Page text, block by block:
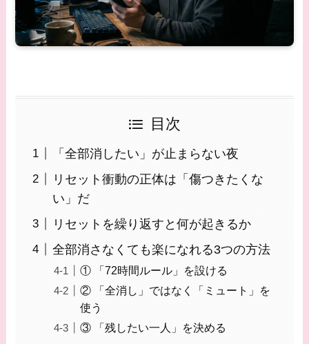
目次
「全部消したい」が止まらない夜
リセット衝動の正体は「傷つきたくな
い」だ
リセットを繰り返すと何が起きるか
全部消さなくても楽になれる3つの方法
① 「72時間ルール」を設ける
② 「全消し」ではなく「ミュート」を
使う
③ 「残したい一人」を決める